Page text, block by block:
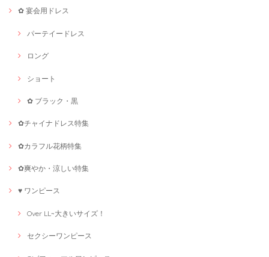
✿ 宴会用ドレス
パーテイードレス
ロング
ショート
✿ ブラック・黒
✿チャイナドレス特集
✿カラフル花柄特集
✿爽やか・涼しい特集
♥ ワンピース
Over LL~大きいサイズ！
セクシーワンピース